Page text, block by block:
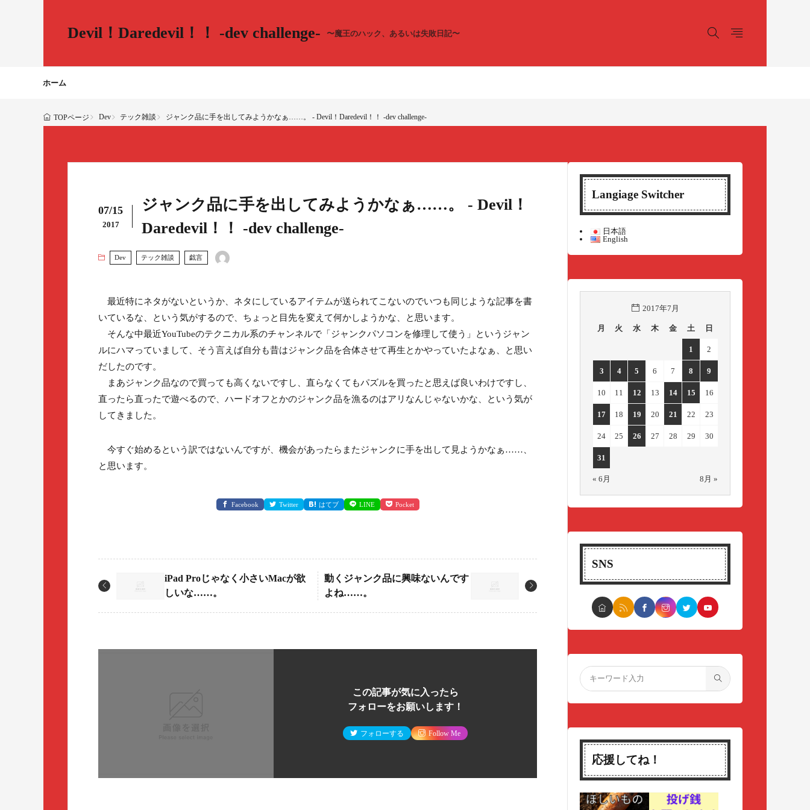
Devil！Daredevil！！ -dev challenge- 〜魔王のハック、あるいは失敗日記〜
ホーム
TOPページ Dev テック雑談 ジャンク品に手を出してみようかなぁ……。 - Devil！Daredevil！！ -dev challenge-
07/15
2017
ジャンク品に手を出してみようかなぁ……。 - Devil！
Daredevil！！ -dev challenge-
Dev テック雑談 戯言
最近特にネタがないというか、ネタにしているアイテムが送られてこないのでいつも同じような記事を書
いているな、という気がするので、ちょっと目先を変えて何かしようかな、と思います。
そんな中最近YouTubeのテクニカル系のチャンネルで「ジャンクパソコンを修理して使う」というジャン
ルにハマっていまして、そう言えば自分も昔はジャンク品を合体させて再生とかやっていたよなぁ、と思い
だしたのです。
まあジャンク品なので買っても高くないですし、直らなくてもパズルを買ったと思えば良いわけですし、
直ったら直ったで遊べるので、ハードオフとかのジャンク品を漁るのはアリなんじゃないかな、という気が
してきました。
今すぐ始めるという訳ではないんですが、機会があったらまたジャンクに手を出して見ようかなぁ……、
と思います。
Facebook Twitter はてブ LINE Pocket
iPad Proじゃなく小さいMacが欲
しいな……。
動くジャンク品に興味ないんです
よね……。
この記事が気に入ったら
フォローをお願いします！
フォローする Follow Me
Langiage Switcher
日本語
English
2017年7月
月 火 水 木 金 土 日
1 2
3 4 5 6 7 8 9
10 11 12 13 14 15 16
17 18 19 20 21 22 23
24 25 26 27 28 29 30
31
« 6月 8月 »
SNS
応援してね！